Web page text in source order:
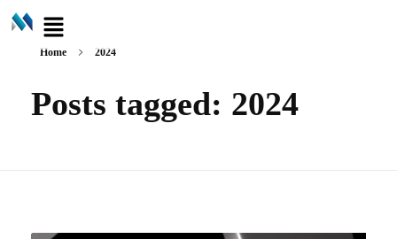
Home 2024
Posts tagged: 2024